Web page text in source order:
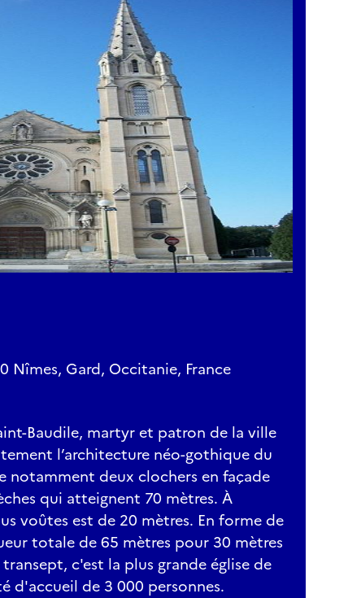
Nîmes, Gard, Occitanie, France
Baudile, martyr et patron de la ville
l’architecture néo-gothique du
notamment deux clochers en façade
qui atteignent 70 mètres. À
voûtes est de 20 mètres. En forme de
totale de 65 mètres pour 30 mètres
c'est la plus grande église de
d'accueil de 3 000 personnes.